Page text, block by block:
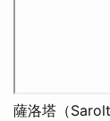
薩洛塔（